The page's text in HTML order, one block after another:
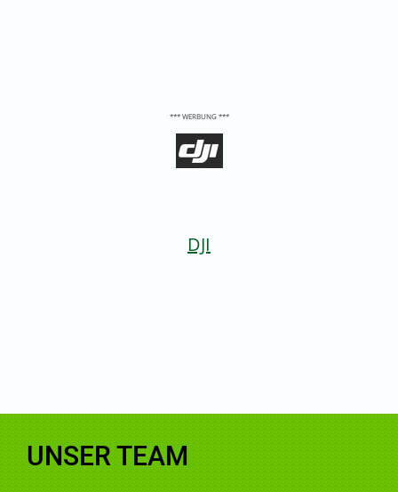
*** WERBUNG ***
DJI
UNSER TEAM